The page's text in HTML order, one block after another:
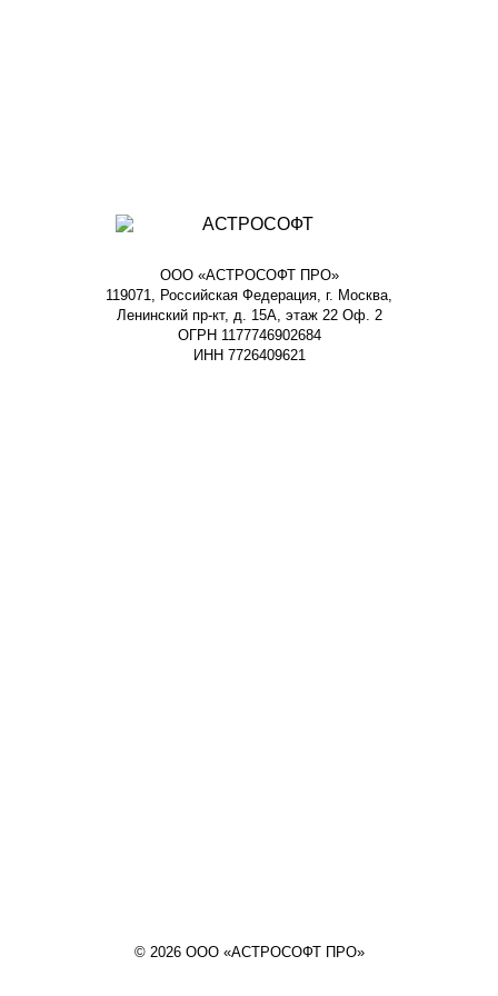
ООО «АСТРОСОФТ ПРО»
119071, Российская Федерация, г. Москва,
Ленинский пр-кт, д. 15А, этаж 22 Оф. 2
ОГРН 1177746902684
ИНН 7726409621
© 2026 ООО «АСТРОСОФТ ПРО»